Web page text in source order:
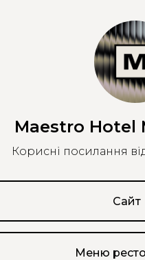
Maestro Hotel
Корисні посилання
Сайт
Меню